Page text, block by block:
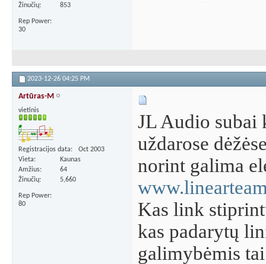
Žinučių
853
Rep Power
30
2023-12-26 04:25 PM
Artūras-M
vietinis
Registracijos data
Oct 2003
Vieta
Kaunas
Amžius
64
Žinučių
5,660
Rep Power
80
JL Audio subai
uždarose
norint galima
Kas link
kas padarytų
galimybėmis